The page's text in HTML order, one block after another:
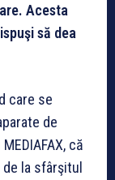
Acesta
să dea
care se
de
că
la sfârşitul